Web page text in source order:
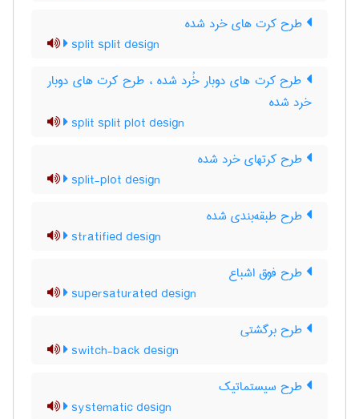
طرح کرت های خرد شده
split split design
طرح کرت های دوبار خُرد شده ، طرح کرت های دوبار
خرد شده
split split plot design
طرح کرتهای خرد شده
split-plot design
طرح طبقه‌بندی شده
stratified design
طرح فوق اشباع
supersaturated design
طرح برگشتی
switch-back design
طرح سیستماتیک
systematic design